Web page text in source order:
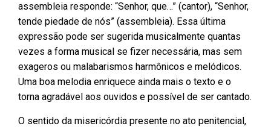
assembleia responde: “Senhor, que…” (cantor), “Senhor,
tende piedade de nós” (assembleia). Essa última
expressão pode ser sugerida musicalmente quantas
vezes a forma musical se fizer necessária, mas sem
exageros ou malabarismos harmônicos e melódicos.
Uma boa melodia enriquece ainda mais o texto e o
torna agradável aos ouvidos e possível de ser cantado.
O sentido da misericórdia presente no ato penitencial,